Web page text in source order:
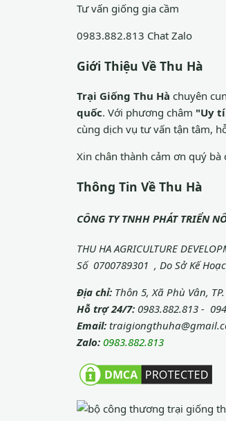
Tư vấn giống gia cầm
0983.882.813 Chat Zalo
Giới Thiệu Về Thu Hà
Trại Giống Thu Hà chuyên
quốc. Với phương châm "Uy
cùng dịch vụ tư vấn tận tâm,
Xin chân thành cảm ơn quý
Thông Tin Về Thu Hà
CÔNG TY TNHH PHÁT TRIỂN
THU HA AGRICULTURE
Số 0700789301 , Do Sở Kế
Địa chỉ: Thôn 5, Xã Phù Vân,
Hỗ trợ 24/7: 0983.882.813 -
Email:
Zalo: 0983.882.813